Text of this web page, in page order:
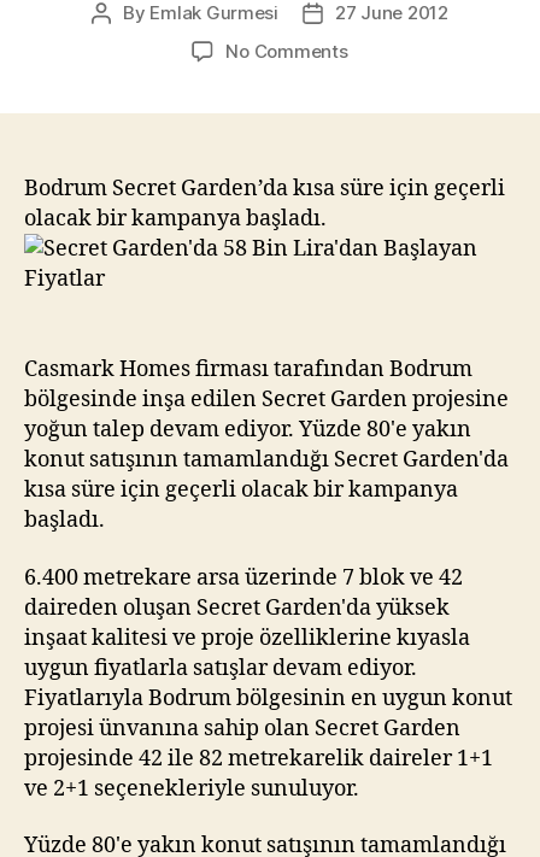
Post
By Emlak Gurmesi
Post
date
27 June 2012
No Commentson
Lira’dan
Fiyatlar
Bodrum Secret Garden’da kısa süre için geçerli
olacak bir kampanya başladı.
Casmark Homes firması tarafından Bodrum
bölgesinde inşa edilen Secret Garden projesine
yoğun talep devam ediyor. Yüzde 80'e yakın
konut satışının tamamlandığı Secret Garden'da
kısa süre için geçerli olacak bir kampanya
başladı.
6.400 metrekare arsa üzerinde 7 blok ve 42
daireden oluşan Secret Garden'da yüksek
inşaat kalitesi ve proje özelliklerine kıyasla
uygun fiyatlarla satışlar devam ediyor.
Fiyatlarıyla Bodrum bölgesinin en uygun konut
projesi ünvanına sahip olan Secret Garden
projesinde 42 ile 82 metrekarelik daireler 1+1
ve 2+1 seçenekleriyle sunuluyor.
Yüzde 80'e yakın konut satışının tamamlandığı